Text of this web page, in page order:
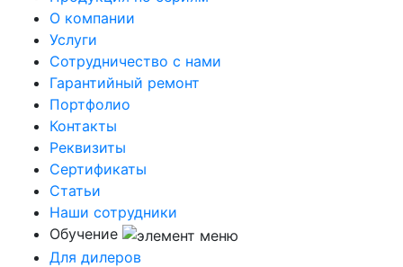
О компании
Услуги
Сотрудничество с нами
Гарантийный ремонт
Портфолио
Контакты
Реквизиты
Сертификаты
Статьи
Наши сотрудники
Обучение
Для дилеров